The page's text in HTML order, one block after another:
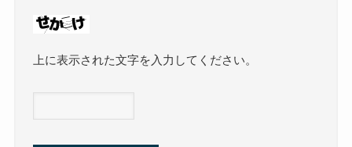
上に表示された文字を入力してください。